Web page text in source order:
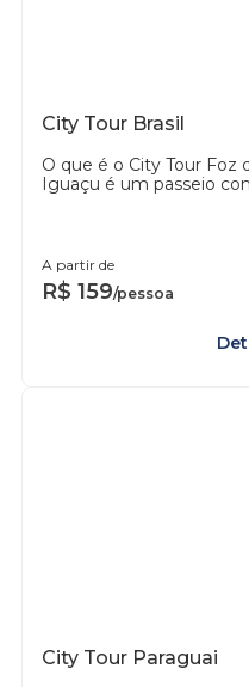
City Tour Brasil
O que é o City Tour Foz
Iguaçu é um passeio
A partir de
R$ 159/pessoa
City Tour Paraguai